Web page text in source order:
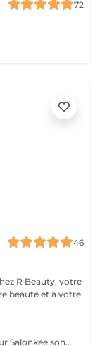
72
46
beauté et à votre
Veuillez prendre note que les prix indiqués sur Salonkee sont communiqués à titre informatif et s'entendent de base. Ces derniers sont susceptibles de varier selon le diagnostic réalisé à votre arrivée au salon et l'expertise du professionnel à qui vous confiez votre beauté. Dans tous les cas, un devis précis vous sera proposé et toutes réalisations de prestations seront effectuées avec votre accord. Un grand merci d'avance pour votre compréhension. Au plaisir de vous recevoir très vite.